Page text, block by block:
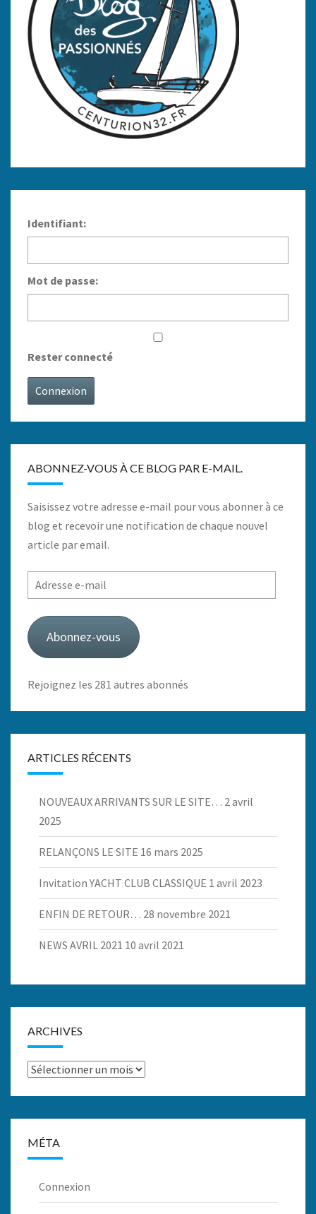
Identifiant:
Mot de passe:
Rester connecté
Connexion
ABONNEZ-VOUS À CE BLOG PAR E-MAIL.
Saisissez votre adresse e-mail pour vous abonner à ce
blog et recevoir une notification de chaque nouvel
article par email.
Adresse
e-
mail
Abonnez-vous
Rejoignez les 281 autres abonnés
ARTICLES RÉCENTS
NOUVEAUX ARRIVANTS SUR LE SITE… 2 avril
2025
RELANÇONS LE SITE 16 mars 2025
Invitation YACHT CLUB CLASSIQUE 1 avril 2023
ENFIN DE RETOUR… 28 novembre 2021
NEWS AVRIL 2021 10 avril 2021
ARCHIVES
Archives
MÉTA
Connexion